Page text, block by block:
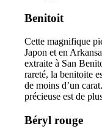
Benitoit
Cette magnifique
Japon et en
extraite à San
rareté, la benitoite
de moins d’un
précieuse est de
Béryl rouge